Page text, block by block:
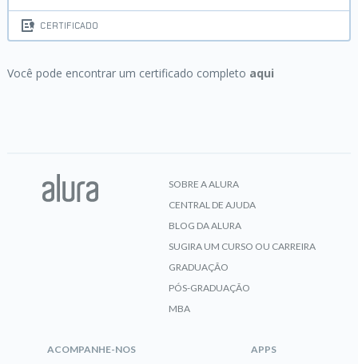
CERTIFICADO
Você pode encontrar um certificado completo aqui
SOBRE A ALURA
CENTRAL DE AJUDA
BLOG DA ALURA
SUGIRA UM CURSO OU CARREIRA
GRADUAÇÃO
PÓS-GRADUAÇÃO
MBA
ACOMPANHE-NOS APPS